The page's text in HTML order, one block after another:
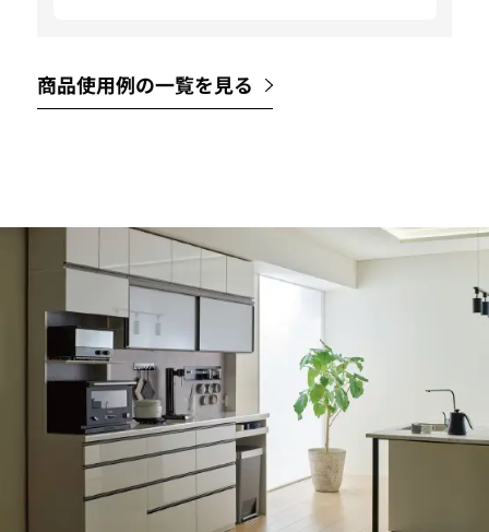
商品使用例の一覧を見る